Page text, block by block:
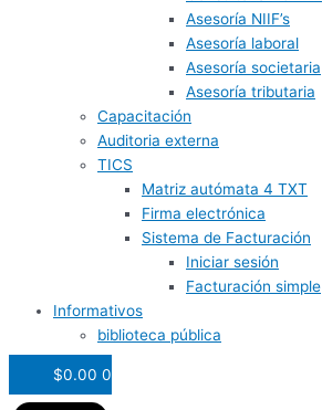
Asesoría NIIF’s
Asesoría laboral
Asesoría societaria
Asesoría tributaria
Capacitación
Auditoria externa
TICS
Matriz autómata 4 TXT
Firma electrónica
Sistema de Facturación
Iniciar sesión
Facturación simple
Informativos
biblioteca pública
$0.00 0